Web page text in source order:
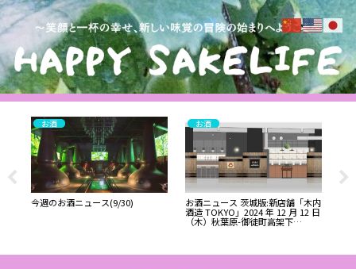
お酒
今週のお酒ニュース(9/30)
お酒
お酒ニュース 茨城版:新店舗「木内
酒造 TOKYO」2024 年 12 月 12 日
（木）秋葉原-御徒町高架下